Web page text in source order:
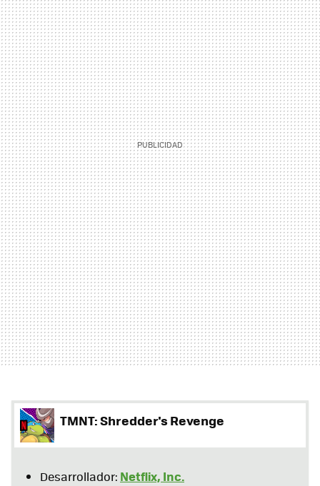
TMNT: Shredder's Revenge
Desarrollador: Netflix, Inc.